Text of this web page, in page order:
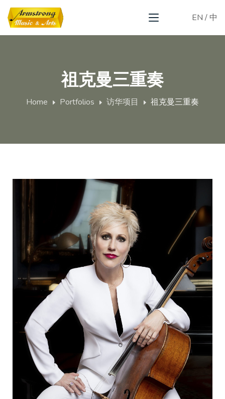
EN / 中
祖克曼三重奏
Home Portfolios 访华项目 祖克曼三重奏